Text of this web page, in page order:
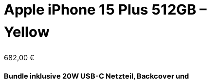
Apple iPhone 15 Plus 512GB –
Yellow
682,00 €
Bundle inklusive 20W USB-C Netzteil, Backcover und